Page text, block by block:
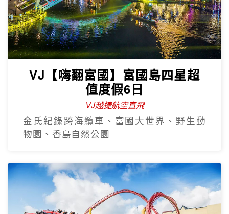
VJ【嗨翻富國】富國島四星超
值度假6日
VJ越捷航空直飛
金氏紀錄跨海纜車、富國大世界、野生動
物園、香島自然公園